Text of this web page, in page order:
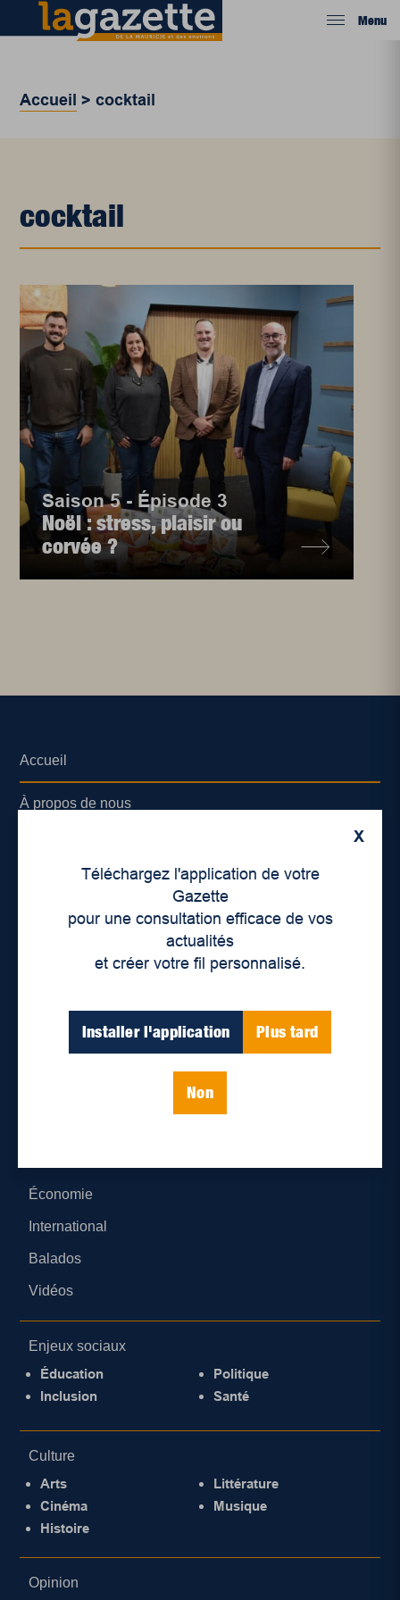
Menu
Accueil >cocktail
cocktail
Saison 5 - Épisode 3
Noël : stress, plaisir ou
corvée ?
X
Téléchargez l'application de votre
Gazette
pour une consultation efficace de vos
actualités
et créer votre fil personnalisé.
Installer l'application Plus tard
Non
Accueil
À propos de nous
Lieux de distribution
Économie
International
Balados
Vidéos
Enjeux sociaux
Éducation
Inclusion
Politique
Santé
Culture
Arts
Cinéma
Histoire
Littérature
Musique
Opinion